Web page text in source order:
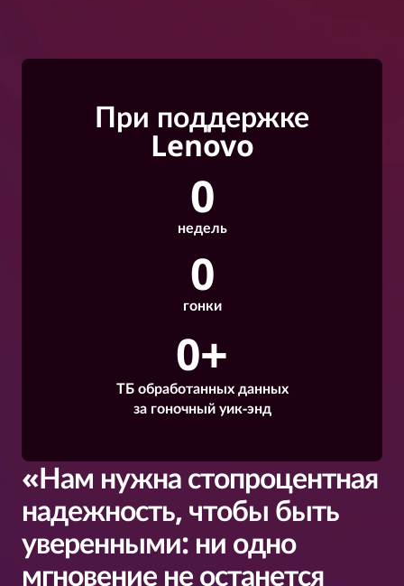
При поддержке
Lenovo
37
недель
22
гонки
463+
ТБ обработанных данных
за гоночный уик-энд
«Нам нужна стопроцентная
надежность, чтобы быть
уверенными: ни одно
мгновение не останется